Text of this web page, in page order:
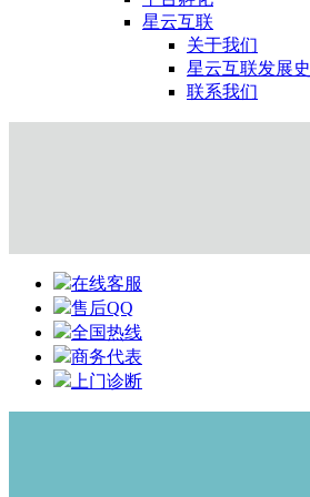
星云互联
关于我们
星云互联发展史
联系我们
在线客服
售后QQ
全国热线
商务代表
上门诊断